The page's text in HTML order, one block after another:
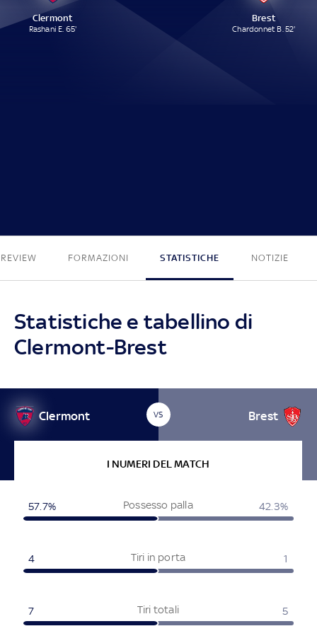
Clermont
Rashani E. 65'
Brest
Chardonnet B. 52'
FORMAZIONI STATISTICHE NOTIZIE
Statistiche e tabellino di
Clermont-Brest
Clermont VS Brest
I NUMERI DEL MATCH
Possesso palla
57.7% 42.3%
Tiri in porta
4 1
Tiri totali
7 5